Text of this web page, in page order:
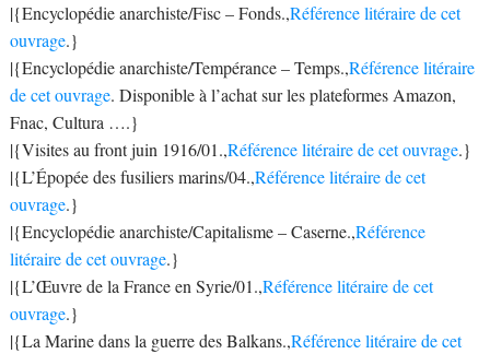
|{Encyclopédie anarchiste/Fisc – Fonds.,Référence litéraire de cet
ouvrage.}
|{Encyclopédie anarchiste/Tempérance – Temps.,Référence litéraire
de cet ouvrage. Disponible à l’achat sur les plateformes Amazon,
Fnac, Cultura ….}
|{Visites au front juin 1916/01.,Référence litéraire de cet ouvrage.}
|{L’Épopée des fusiliers marins/04.,Référence litéraire de cet
ouvrage.}
|{Encyclopédie anarchiste/Capitalisme – Caserne.,Référence
litéraire de cet ouvrage.}
|{L’Œuvre de la France en Syrie/01.,Référence litéraire de cet
ouvrage.}
|{La Marine dans la guerre des Balkans.,Référence litéraire de cet